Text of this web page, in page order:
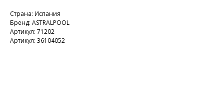
Страна: Испания
Бренд: ASTRALPOOL
Артикул: 71202
Артикул: 36104052